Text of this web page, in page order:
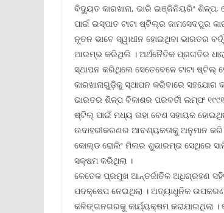
ବିଦ୍ୟୁତ କାରଖାନା, ଭାରି ଇଞ୍ଜିନିୟରିଂ
ପାଇଁ ଇସ୍ପାତ ଟାଟା ଷ୍ଟିଲ୍‌ର ଜାମସେଦପୁର
ନୂତନ ଭାବେ ସ୍ୱାଧୀନ ହୋଇଥିବା ଭାରତର
ଆରମ୍ଭ କରିଥିଲି । ଅର୍ଥନୈତିକ ପ୍ରଗତିର ଧାରା
ସ୍ଥାପନ କରିଥିଲେ ସେତେବେଳେ ଟାଟା
କାରଖାନାଗୁଡ଼ିକୁ ସ୍ଥାପନ କରିବାରେ ସହଯୋଗ
ଭାରତର ଶିଳ୍ପ ବିକାଶର ପରବର୍ତୀ ଲମ୍ଫ
ଷ୍ଟିଲ୍ ପାଇଁ ମଧ୍ୟ ତାହା ବେଶ ସହାୟକ
ଉଦାହରୀକରଣର ଆବଶ୍ୟକତାକୁ ଅନୁମାନ କରି
କୋଲ୍‌ଡ ରୋଲିଂ ମିଲର ଶୁଭାରମ୍ଭ ସେଥିରେ
ସକ୍ଷମ କରିଥିଲା ।
କେତେକ ପ୍ରମୁଖ ଆନ୍ତର୍ଜାତିକ ଅଧିଗ୍ରହଣ
ପଦକ୍ଷେପ ନେଇଥିଲା । ଅତ୍ୟାଧୁନିକ
କଳିଙ୍ଗନଗରକୁ କାର୍ଯ୍ୟକ୍ଷମ କରାଯାଇଥିଲା ।